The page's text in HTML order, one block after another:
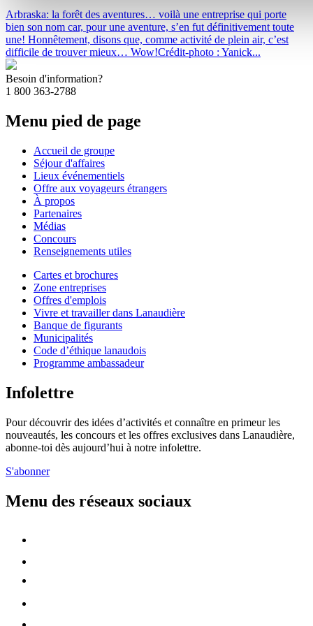
Arbraska: la forêt des aventures… voilà une entreprise qui porte
bien son nom car, pour une aventure, s’en fut définitivement toute
une! Honnêtement, disons que, comme activité de plein air, c’est
difficile de trouver mieux… Wow!Crédit-photo : Yanick...
Besoin d'information?
1 800 363-2788
Menu pied de page
Accueil de groupe
Séjour d'affaires
Lieux événementiels
Offre aux voyageurs étrangers
À propos
Partenaires
Médias
Concours
Renseignements utiles
Cartes et brochures
Zone entreprises
Offres d'emplois
Vivre et travailler dans Lanaudière
Banque de figurants
Municipalités
Code d’éthique lanaudois
Programme ambassadeur
Infolettre
Pour découvrir des idées d’activités et connaître en primeur les
nouveautés, les concours et les offres exclusives dans Lanaudière,
abonne-toi dès aujourd’hui à notre infolettre.
S'abonner
Menu des réseaux sociaux